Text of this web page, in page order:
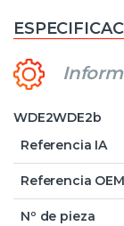
WDE2WDE2b
Referencia IA
Referencia OEM
Nº de pieza